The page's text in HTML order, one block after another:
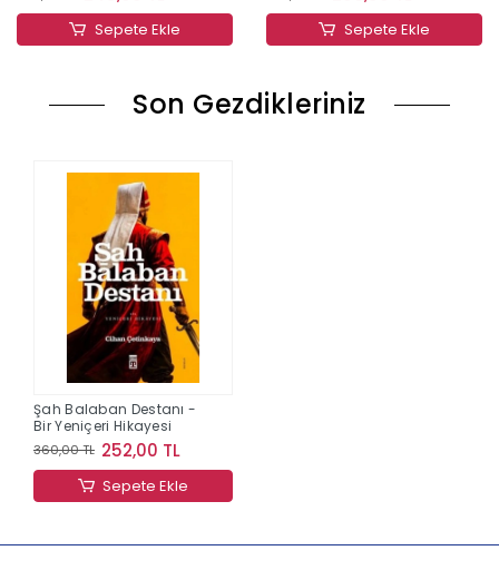
Sepete Ekle Sepete Ekle
Son Gezdikleriniz
Şah Balaban Destanı -
Bir Yeniçeri Hikayesi
360,00 TL 252,00 TL
Sepete Ekle